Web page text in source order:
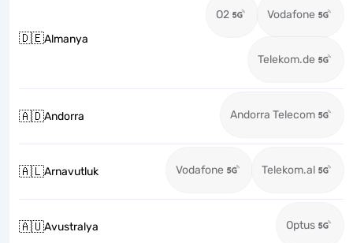
🇩🇪Almanya
O2 Vodafone
Telekom.de
🇦🇩Andorra Andorra Telecom
🇦🇱Arnavutluk Vodafone Telekom.al
🇦🇺Avustralya Optus